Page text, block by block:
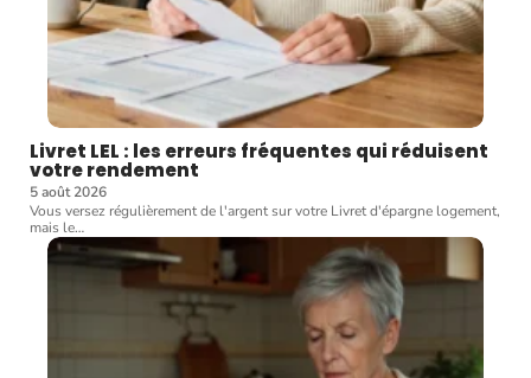
Livret LEL : les erreurs fréquentes qui réduisent
votre rendement
5 août 2026
Vous versez régulièrement de l'argent sur votre Livret d'épargne logement,
mais le…